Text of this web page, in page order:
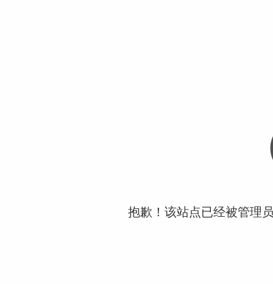
抱歉！该站点已经被管理